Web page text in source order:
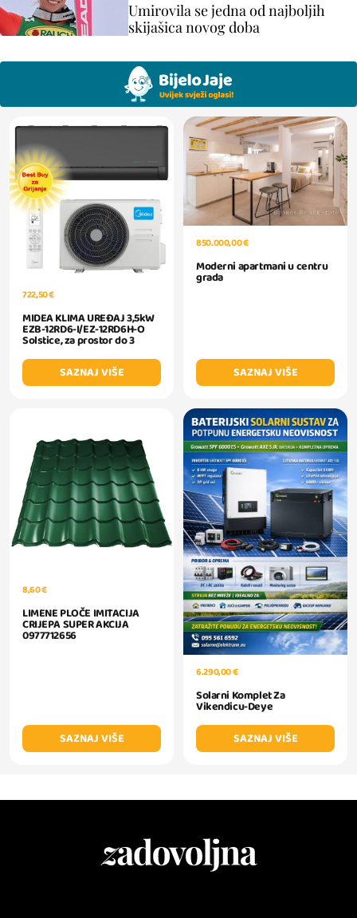
Umirovila se jedna od najboljih
skijašica novog doba
722,50 €
MIDEA KLIMA UREĐAJ 3,5kW
EZB-12RD6-I/EZ-12RD6H-O
Solstice, za prostor do 3
SAZNAJ VIŠE
850.000,00 €
Moderni apartmani u centru
grada
SAZNAJ VIŠE
8,60 €
LIMENE PLOČE IMITACIJA
CRIJEPA SUPER AKCIJA
0977712656
SAZNAJ VIŠE
6.290,00 €
Solarni Komplet Za
Vikendicu-Deye
SAZNAJ VIŠE